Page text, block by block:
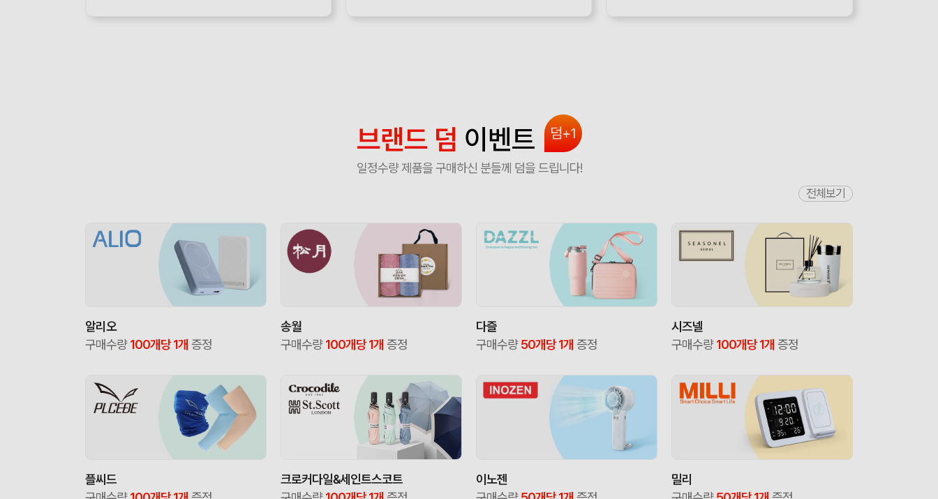
브랜드 덤 이벤트 덤+1
일정수량 제품을 구매하신 분들께 덤을 드립니다!
전체보기
알리오
구매수량100개당 1개 증정
송월
구매수량100개당 1개 증정
다즐
구매수량50개당 1개 증정
시즈넬
구매수량100개당 1개 증정
플씨드
크로커다일&세인트스코트
이노젠
밀리